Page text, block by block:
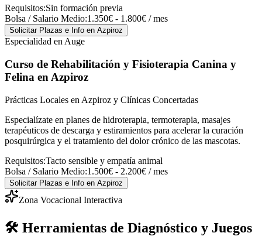
Requisitos:Sin formación previa
Bolsa / Salario Medio:1.350€ - 1.800€ / mes
Solicitar Plazas e Info en Azpiroz
Especialidad en Auge
Curso de Rehabilitación y Fisioterapia Canina y
Felina en Azpiroz
Prácticas Locales en Azpiroz y Clínicas Concertadas
Especialízate en planes de hidroterapia, termoterapia, masajes
terapéuticos de descarga y estiramientos para acelerar la curación
posquirúrgica y el tratamiento del dolor crónico de las mascotas.
Requisitos:Tacto sensible y empatía animal
Bolsa / Salario Medio:1.500€ - 2.200€ / mes
Solicitar Plazas e Info en Azpiroz
Zona Vocacional Interactiva
🛠️ Herramientas de Diagnóstico y Juegos